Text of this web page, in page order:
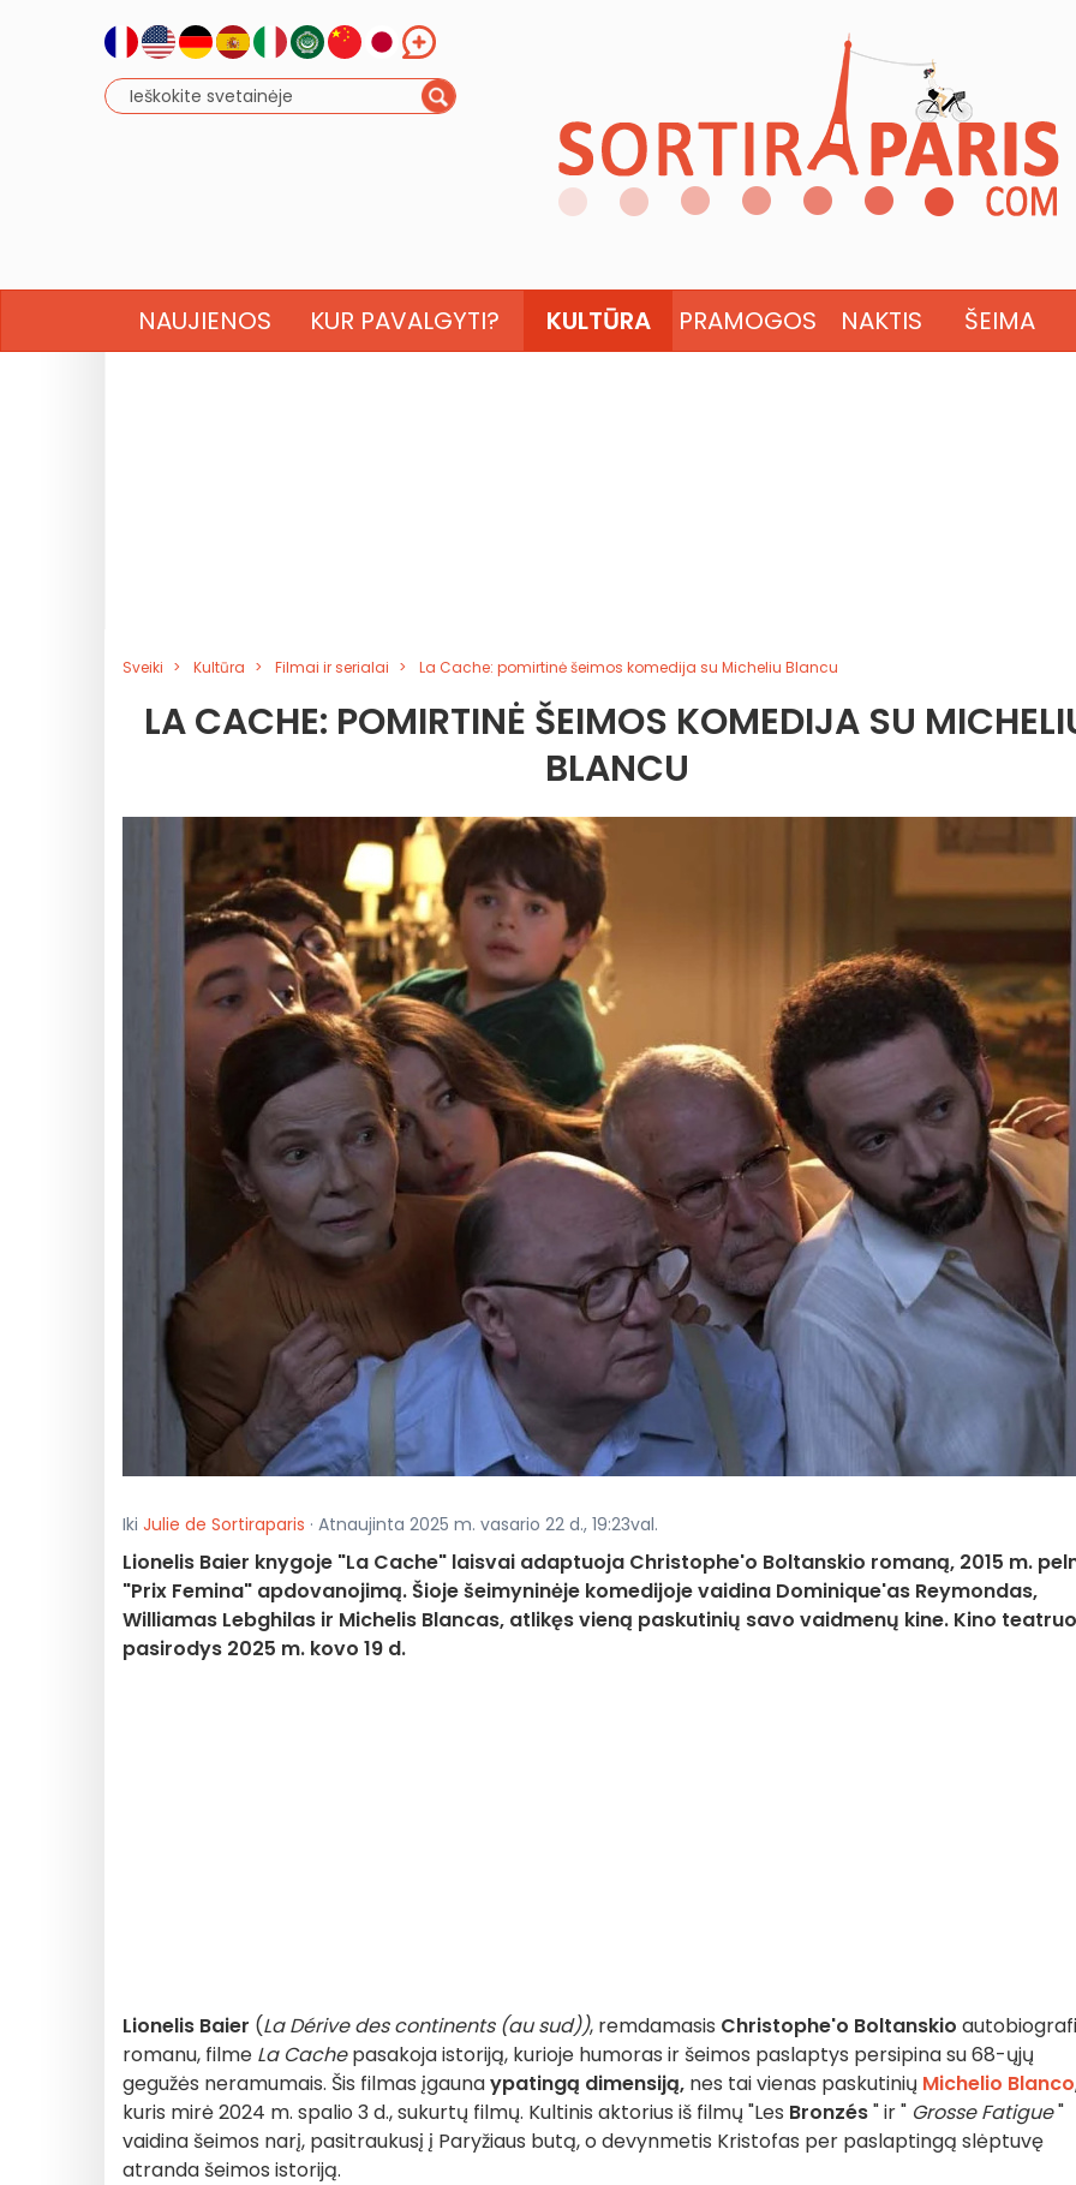
NAUJIENOS KUR PAVALGYTI? KULTŪRA PRAMOGOS NAKTIS ŠEIMA
Sveiki Kultūra Filmai ir serialai La Cache: pomirtinė šeimos komedija su Micheliu Blancu
LA CACHE: POMIRTINĖ ŠEIMOS KOMEDIJA SU
BLANCU
Iki Julie de Sortiraparis · Atnaujinta 2025 m. vasario 22 d., 19:23val.
Lionelis Baier knygoje "La Cache" laisvai adaptuoja Christophe'o Boltanskio romaną, 2015 m.
"Prix Femina" apdovanojimą. Šioje šeimyninėje komedijoje vaidina Dominique'as Reymondas,
Williamas Lebghilas ir Michelis Blancas, atlikęs vieną paskutinių savo vaidmenų kine. Kino
pasirodys 2025 m. kovo 19 d.
Lionelis Baier (La Dérive des continents (au sud)), remdamasis Christophe'o Boltanskio
romanu, filme La Cachepasakoja istoriją, kurioje humoras ir šeimos paslaptys persipina su 68-ųjų
gegužės neramumais. Šis filmas įgaunaypatingą dimensiją, nes tai vienas paskutinių Michelio Blanco
kuris mirė 2024 m. spalio 3 d., sukurtų filmų. Kultinis aktorius iš filmų "Les Bronzés" ir " Grosse Fatigue"
vaidina šeimos narį, pasitraukusį į Paryžiaus butą, o devynmetis Kristofas per paslaptingą slėptuvę
atranda šeimos istoriją.